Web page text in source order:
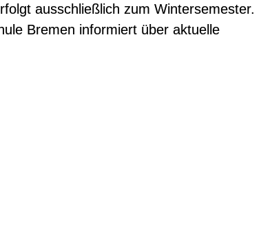
ausschließlich zum Wintersemester.
Bremen informiert über aktuelle